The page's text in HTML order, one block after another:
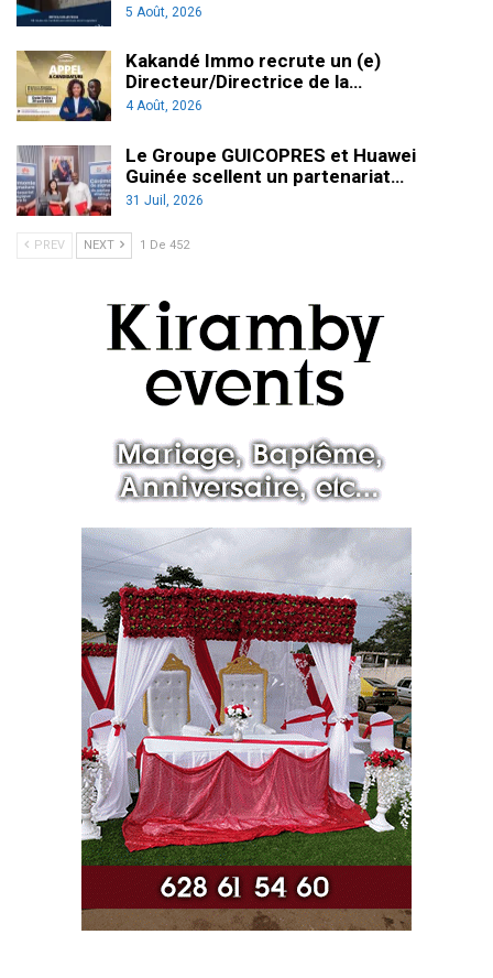
5 Août, 2026
Kakandé Immo recrute un (e)
Directeur/Directrice de la…
4 Août, 2026
Le Groupe GUICOPRES et Huawei
Guinée scellent un partenariat…
31 Juil, 2026
PREV NEXT 1 De 452